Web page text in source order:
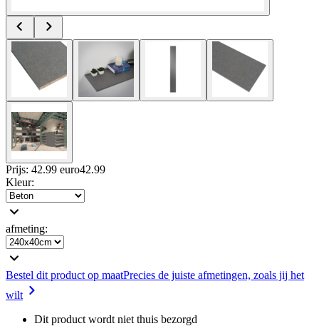
Prijs: 42.99 euro42.99
Kleur:
afmeting:
Bestel dit product op maatPrecies de juiste afmetingen, zoals jij het
wilt
Dit product wordt niet thuis bezorgd